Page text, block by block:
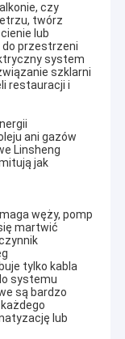
czy
twórz
lub
do przestrzeni
system
szklarni
restauracji i
ani gazów
Linsheng
jak
węży, pomp
martwić
tylko kabla
systemu
są bardzo
lub